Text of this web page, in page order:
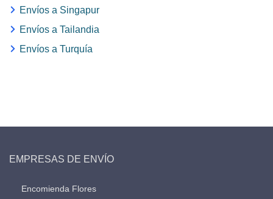
Envíos a Singapur
Envíos a Tailandia
Envíos a Turquía
EMPRESAS DE ENVÍO
Encomienda Flores